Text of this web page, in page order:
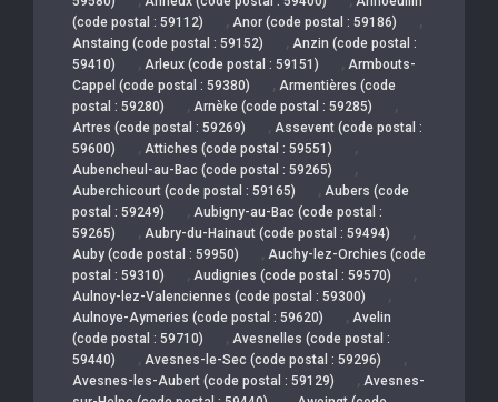
(code postal : 59112)
, Anor (code postal : 59186) ,
Anstaing (code postal : 59152) , Anzin (code postal :
59410)
, Arleux (code postal : 59151) , Armbouts-
Cappel (code postal : 59380)
, Armentières (code
postal : 59280)
, Arnèke (code postal : 59285) ,
Artres (code postal : 59269) , Assevent (code postal :
59600)
, Attiches (code postal : 59551) ,
Aubencheul-au-Bac (code postal : 59265) ,
Auberchicourt (code postal : 59165) , Aubers (code
postal : 59249)
, Aubigny-au-Bac (code postal :
59265)
, Aubry-du-Hainaut (code postal : 59494) ,
Auby (code postal : 59950) , Auchy-lez-Orchies (code
postal : 59310)
, Audignies (code postal : 59570) ,
Aulnoy-lez-Valenciennes (code postal : 59300) ,
Aulnoye-Aymeries (code postal : 59620) , Avelin
(code postal : 59710)
, Avesnelles (code postal :
59440)
, Avesnes-le-Sec (code postal : 59296) ,
Avesnes-les-Aubert (code postal : 59129) , Avesnes-